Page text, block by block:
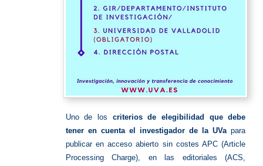
Uno de los criterios de elegibilidad que debe
tener en cuenta el investigador de la UVapara
publicar en acceso abierto sin costes APC (Article
Processing Charge), en las editoriales (ACS,